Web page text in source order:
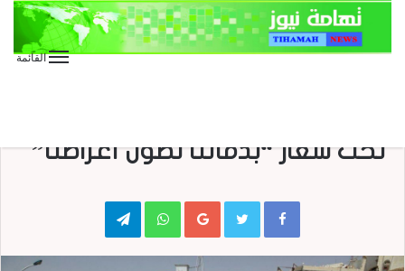
القائمة
تحت شعار “بدمائنا نصون أعراضنا”
Google+
WhatsApp
Telegram